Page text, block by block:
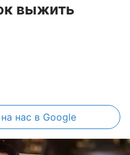
выжить
на нас в Google